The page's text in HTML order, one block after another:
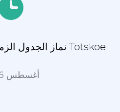
نماز الجدول الزمني - جدول التقويم ل Totskoe
أغسطس 2026